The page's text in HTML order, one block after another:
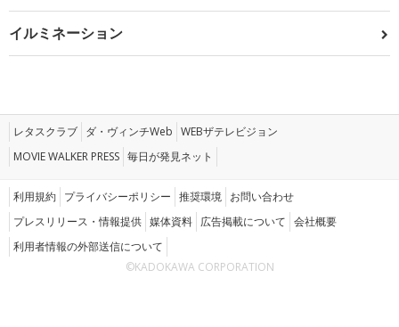
イルミネーション
レタスクラブ ダ・ヴィンチWeb WEBザテレビジョン
MOVIE WALKER PRESS 毎日が発見ネット
利用規約 プライバシーポリシー 推奨環境 お問い合わせ
プレスリリース・情報提供 媒体資料 広告掲載について 会社概要
利用者情報の外部送信について
©KADOKAWA CORPORATION